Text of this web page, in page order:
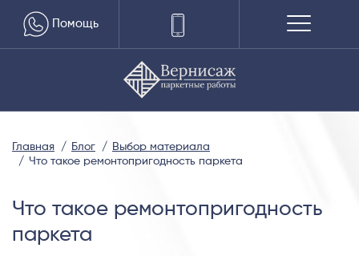
Помощь
Главная Блог
Выбор материала
Что такое ремонтопригодность паркета
Что такое ремонтопригодность
паркета